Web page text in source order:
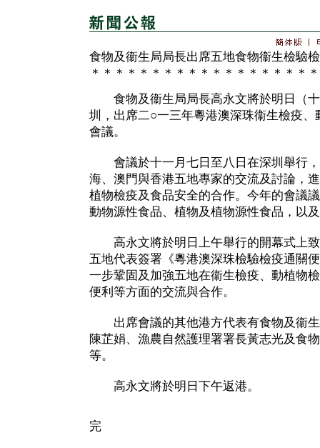
食物及衞生局局長出席五地食物衞生檢驗
＊＊＊＊＊＊＊＊＊＊＊＊＊＊＊＊＊＊
食物及衞生局局長高永文將於明日（十
圳，出席二○一三年粵港澳深珠衞生檢疫
會議。
會議於十一月七日至八日在深圳舉行，
海、澳門與香港五地專家的交流及討論，
植物檢疫及食品安全的合作。今年的會議
動物源性食品、植物及植物源性食品，以
高永文將於明日上午舉行的開幕式上致
五地代表簽署《粵港澳深珠檢驗檢疫通關
一步鞏固及加強五地在衞生檢疫、動植物
便利等方面的交流與合作。
出席會議的其他港方代表有食物及衞生
陳芷娟、漁農自然護理署署長黃志光及食
等。
高永文將於明日下午返港。
完